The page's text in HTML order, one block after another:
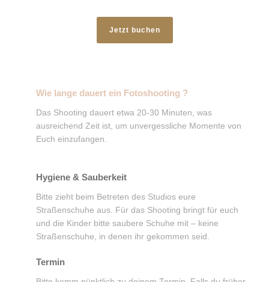
Jetzt buchen
Wie lange dauert ein Fotoshooting ?
Das Shooting dauert etwa 20-30 Minuten, was
ausreichend Zeit ist, um unvergessliche Momente von
Euch einzufangen.
Hygiene & Sauberkeit
Bitte zieht beim Betreten des Studios eure
Straßenschuhe aus. Für das Shooting bringt für euch
und die Kinder bitte saubere Schuhe mit – keine
Straßenschuhe, in denen ihr gekommen seid.
Termin